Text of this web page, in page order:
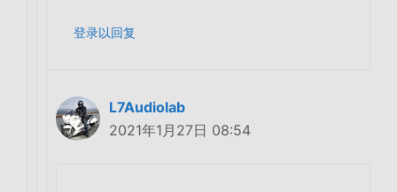
登录以回复
L7Audiolab
2021年1月27日 08:54